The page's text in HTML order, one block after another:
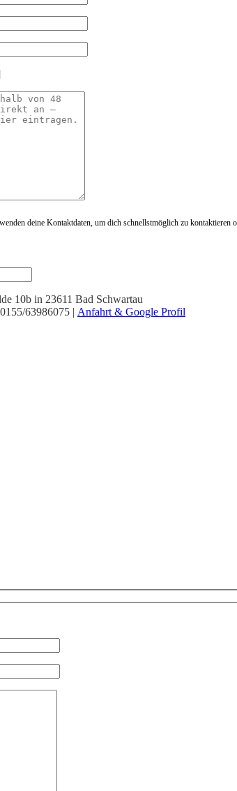
deine Kontaktdaten, um dich schnellstmöglich zu
10b in 23611 Bad Schwartau
63986075 | Anfahrt & Google Profil